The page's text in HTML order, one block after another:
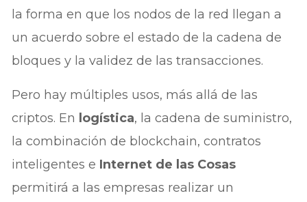
la forma en que los nodos de la red llegan a
un acuerdo sobre el estado de la cadena de
bloques y la validez de las transacciones.
Pero hay múltiples usos, más allá de las
criptos. En logística, la cadena de suministro,
la combinación de blockchain, contratos
inteligentes e Internet de las Cosas
permitirá a las empresas realizar un